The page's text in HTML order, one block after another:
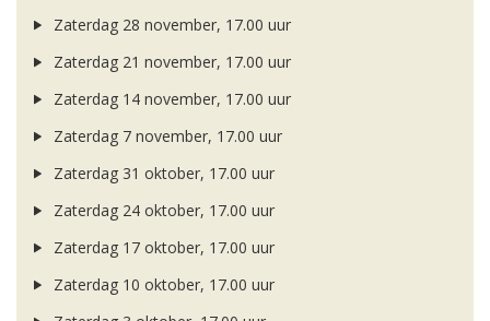
Zaterdag 28 november, 17.00 uur
Zaterdag 21 november, 17.00 uur
Zaterdag 14 november, 17.00 uur
Zaterdag 7 november, 17.00 uur
Zaterdag 31 oktober, 17.00 uur
Zaterdag 24 oktober, 17.00 uur
Zaterdag 17 oktober, 17.00 uur
Zaterdag 10 oktober, 17.00 uur